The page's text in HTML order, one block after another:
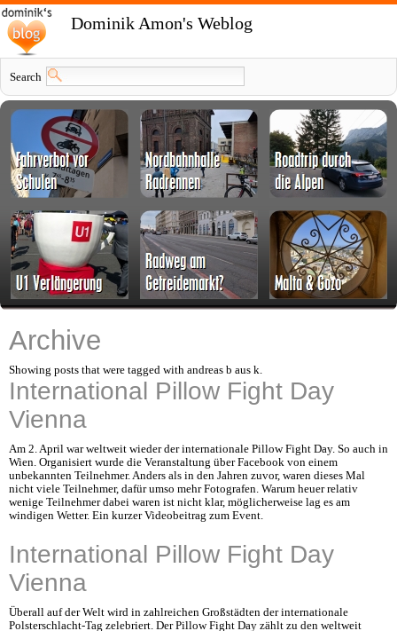
Dominik Amon's Weblog
Search
Archive
Showing posts that were tagged with andreas b aus k.
International Pillow Fight Day
Vienna
Am 2. April war weltweit wieder der internationale Pillow Fight Day. So auch in
Wien. Organisiert wurde die Veranstaltung über Facebook von einem
unbekannten Teilnehmer. Anders als in den Jahren zuvor, waren dieses Mal
nicht viele Teilnehmer, dafür umso mehr Fotografen. Warum heuer relativ
wenige Teilnehmer dabei waren ist nicht klar, möglicherweise lag es am
windigen Wetter. Ein kurzer Videobeitrag zum Event.
International Pillow Fight Day
Vienna
Überall auf der Welt wird in zahlreichen Großstädten der internationale
Polsterschlacht-Tag zelebriert. Der Pillow Fight Day zählt zu den weltweit